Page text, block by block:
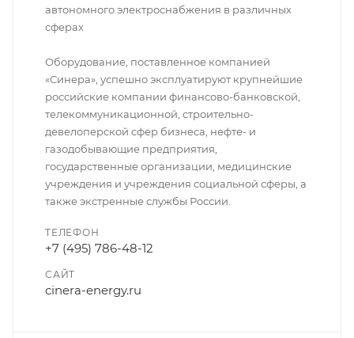
автономного электроснабжения в различных
сферах
Оборудование, поставленное компанией
«Синера», успешно эксплуатируют крупнейшие
российские компании финансово-банковской,
телекоммуникационной, строительно-
девелоперской сфер бизнеса, нефте- и
газодобывающие предприятия,
государственные организации, медицинские
учреждения и учреждения социальной сферы, а
также экстренные службы России.
ТЕЛЕФОН
+7 (495) 786-48-12
САЙТ
cinera-energy.ru